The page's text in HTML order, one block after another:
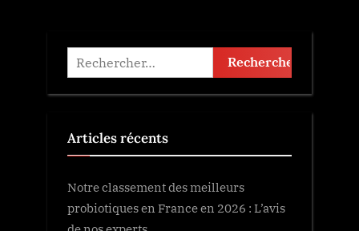
Rechercher :
Articles récents
Notre classement des meilleurs
probiotiques en France en 2026 : L’avis